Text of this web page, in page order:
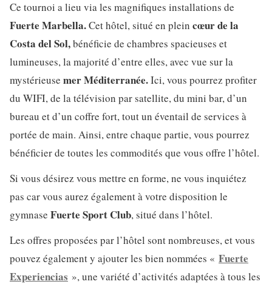
Ce tournoi a lieu via les magnifiques installations de
Fuerte Marbella.Cet hôtel, situé en plein cœur de la
Costa del Sol,bénéficie de chambres spacieuses et
lumineuses, la majorité d’entre elles, avec vue sur la
mystérieuse mer Méditerranée.Ici, vous pourrez profiter
du WIFI, de la télévision par satellite, du mini bar, d’un
bureau et d’un coffre fort, tout un éventail de services à
portée de main. Ainsi, entre chaque partie, vous pourrez
bénéficier de toutes les commodités que vous offre l’hôtel.
Si vous désirez vous mettre en forme, ne vous inquiétez
pas car vous aurez également à votre disposition le
gymnase Fuerte Sport Club, situé dans l’hôtel.
Les offres proposées par l’hôtel sont nombreuses, et vous
pouvez également y ajouter les bien nommées « Fuerte
Experiencias », une variété d’activités adaptées à tous les